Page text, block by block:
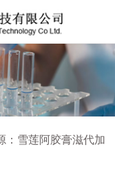
莲阿胶
：雪莲阿胶膏滋代加